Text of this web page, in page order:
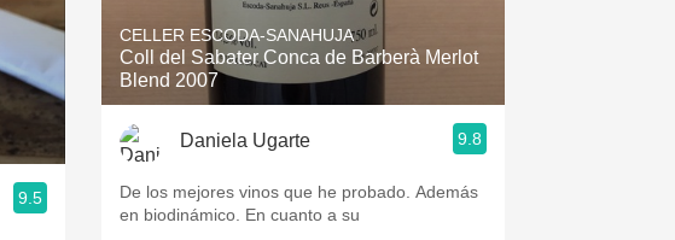
9.5
CELLER ESCODA-SANAHUJA
Coll del Sabater Conca de Barberà Merlot
Blend 2007
Daniela Ugarte 9.8
De los mejores vinos que he probado. Además
en biodinámico. En cuanto a su